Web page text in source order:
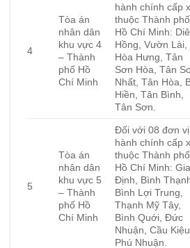
4
Tòa án
nhân dân
khu vực 4
– Thành
phố Hồ
Chí Minh
hành chính cấp
thuộc Thành phố
Hồ Chí Minh:
Hồng, Vườn Lài,
Hòa Hưng, Tân
Sơn Hòa, Tân
Nhất, Tân Hòa,
Hiền, Tân Bình,
Tân Sơn.
5
Tòa án
nhân dân
khu vực 5
– Thành
phố Hồ
Chí Minh
Đối với 08 đơn vị
hành chính cấp
thuộc Thành phố
Hồ Chí Minh: Gia
Định, Bình
Bình Lợi Trung,
Thạnh Mỹ Tây,
Bình Quới, Đức
Nhuận, Cầu Kiệu,
Phú Nhuận.